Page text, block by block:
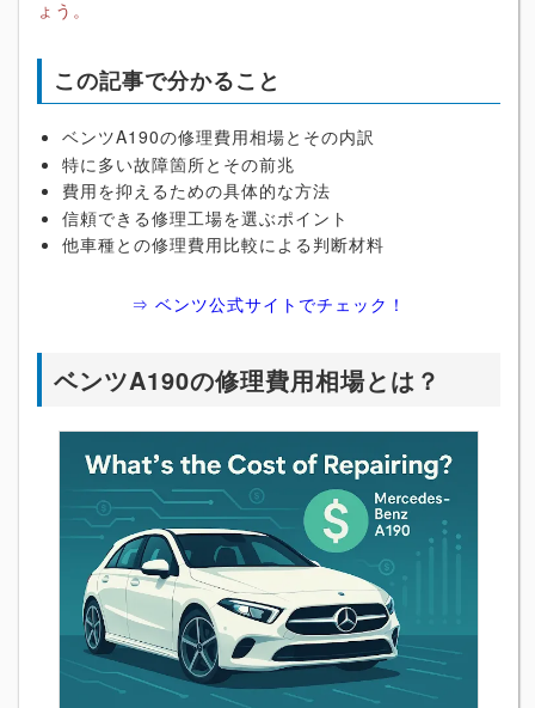
ょう。
この記事で分かること
ベンツA190の修理費用相場とその内訳
特に多い故障箇所とその前兆
費用を抑えるための具体的な方法
信頼できる修理工場を選ぶポイント
他車種との修理費用比較による判断材料
⇒ ベンツ公式サイトでチェック！
ベンツA190の修理費用相場とは？